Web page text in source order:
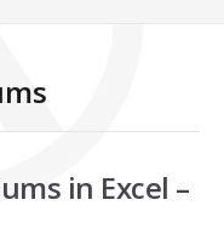
in Excel –